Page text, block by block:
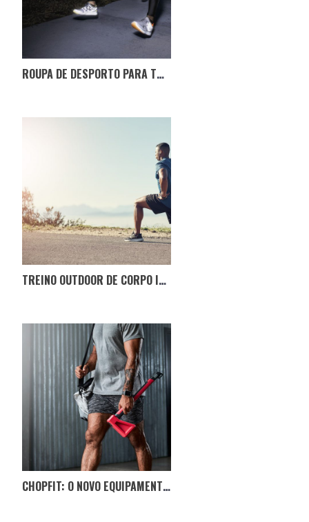
ROUPA DE DESPORTO PARA TREINAR NO INVERNO
TREINO OUTDOOR DE CORPO INTEIRO
CHOPFIT: O NOVO EQUIPAMENTO QUE TE PÕE A TREINAR A DAR MACHADADAS